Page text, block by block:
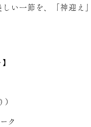
い一節を、「神迎
ク